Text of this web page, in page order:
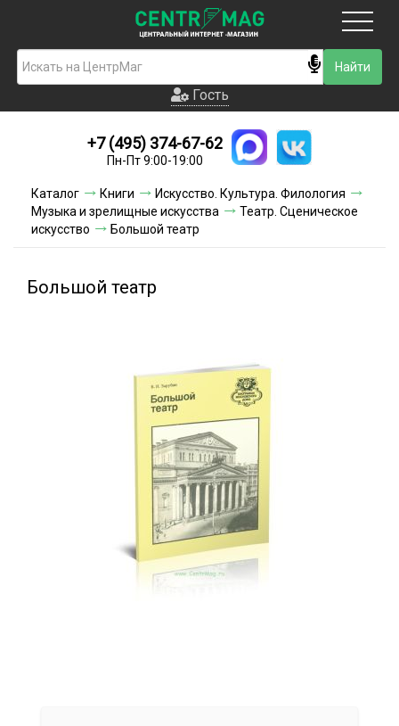
Гость
Новинки
Условия доставки
Условия оплаты
Гость
+7 (495) 374-67-62
Пн-Пт 9:00-19:00
Каталог Книги
Искусство. Культура. Филология
Музыка и зрелищные искусства
Театр. Сценическое
искусство
Большой театр
Большой театр